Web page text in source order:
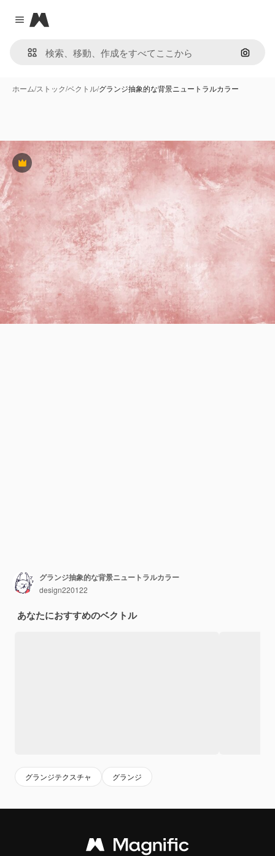
Close menu
Magnific
画像で
ホーム/ストック/ベクトル/グランジ抽象的な背景ニュートラルカラー
Premium
グランジ抽象的な背景ニュートラルカラー
design220122
あなたにおすすめのベクトル
グランジテクスチャ グランジ